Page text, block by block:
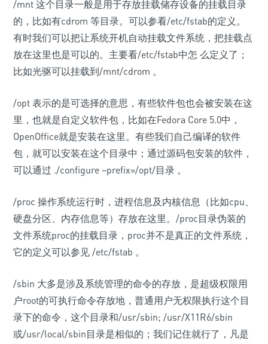
/mnt 这个目录一般是用于存放挂载储存设备的挂载目录
的，比如有cdrom 等目录。可以参看/etc/fstab的定义。
有时我们可以把让系统开机自动挂载文件系统，把挂载点
放在这里也是可以的。主要看/etc/fstab中怎 么定义了；
比如光驱可以挂载到/mnt/cdrom 。
/opt 表示的是可选择的意思，有些软件包也会被安装在这
里，也就是自定义软件包，比如在Fedora Core 5.0中，
OpenOffice就是安装在这里。有些我们自己编译的软件
包，就可以安装在这个目录中；通过源码包安装的软件，
可以通过 ./configure –prefix=/opt/目录 。
/proc 操作系统运行时，进程信息及内核信息（比如cpu、
硬盘分区、内存信息等）存放在这里。/proc目录伪装的
文件系统proc的挂载目录，proc并不是真正的文件系统，
它的定义可以参见 /etc/fstab 。
/sbin 大多是涉及系统管理的命令的存放，是超级权限用
户root的可执行命令存放地，普通用户无权限执行这个目
录下的命令，这个目录和/usr/sbin; /usr/X11R6/sbin
或/usr/local/sbin目录是相似的；我们记住就行了，凡是